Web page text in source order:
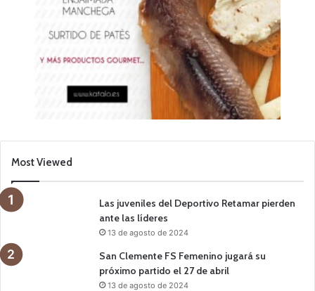
Most Viewed
Las juveniles del Deportivo Retamar pierden
ante las líderes
13 de agosto de 2024
San Clemente FS Femenino jugará su
próximo partido el 27 de abril
13 de agosto de 2024